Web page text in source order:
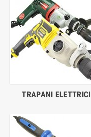
TRAPANI ELETTRICI